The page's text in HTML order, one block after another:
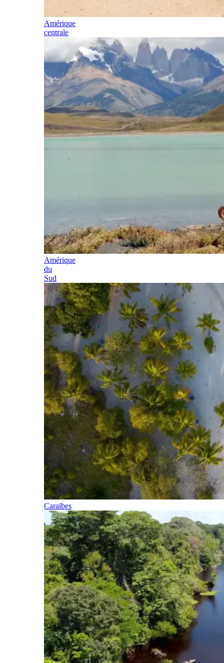
Amérique
centrale
Amérique
du
Sud
Caraïbes